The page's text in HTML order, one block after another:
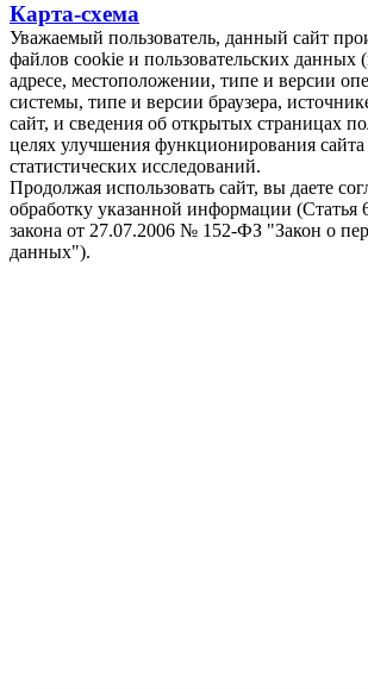
Карта-схема
Уважаемый пользователь, данный сайт
файлов cookie и пользовательских
адресе, местоположении, типе и версии
системы, типе и версии браузера,
сайт, и сведения об открытых страницах
целях улучшения функционирования
статистических исследований.
Продолжая использовать сайт, вы даете
обработку указанной информации (Статья
закона от 27.07.2006 № 152-ФЗ "Закон о
данных").